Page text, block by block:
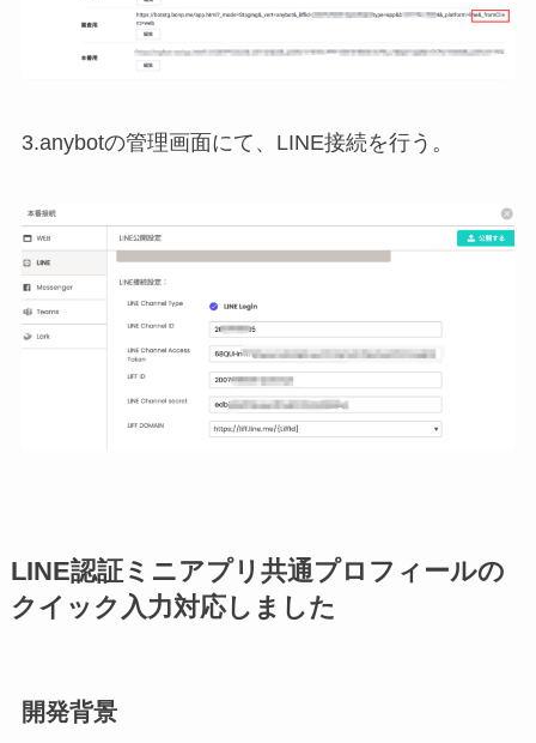
3.anybotの管理画面にて、LINE接続を行う。
LINE認証ミニアプリ共通プロフィールの
クイック入力対応しました
開発背景